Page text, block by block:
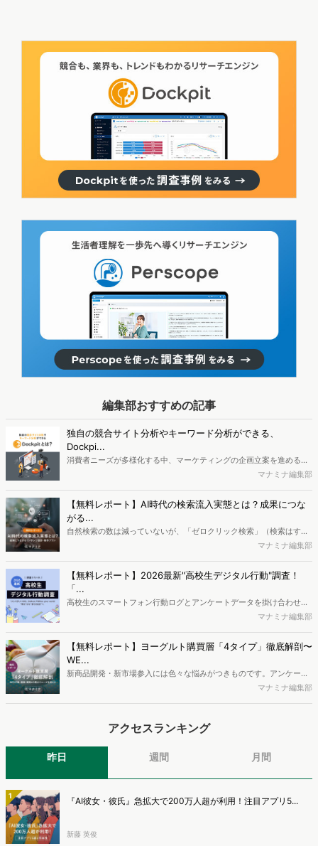
編集部おすすめの記事
独自の競合サイト分析やキーワード分析ができる、
Dockpi...
消費者ニーズが多様化する中、マーケティングの企画立案を進める上
で、競合分析や消費者分析の重要性がより高まっています。Web行動
データを活用し、Web上の消費者行動を起点とした競合サイト分析や
消費者分析が可能です。今回はDockpitならではの利便性の高い機能
や活用方法を解説します。
マナミナ編集部
【無料レポート】AI時代の検索流入実態とは？成果につな
がる...
自然検索の数は減っていないが、「ゼロクリック検索」（検索はする
がページには流入しない）の割合が増加しているのが、AI時代の検索
か、また、要因を理解した上で、成果に確実につながるコンテンツを
制作するにはどうするべきなのでしょうか。本レポートはこのような
疑問をお抱えのSEO・Webマーケティングご担当者様におすすめの内
容となっています。※本レポートは記事のフォームから無料でダウン
マナミナ編集部
【無料レポート】2026最新"高校生デジタル行動"調査！
「...
高校生のスマートフォン行動ログとアンケートデータを掛け合わせ、
最新の若年層（高校生）におけるデジタル行動実態やSNSの利用傾向
ち、スマートフォンを取り巻く環境が成熟するなか、新興SNSの台頭
により高校生のデジタルライフスタイルは新たな変化を見せていま
す。※資料は記事内の入力フォームより、ダウンロードいただけま
マナミナ編集部
【無料レポート】ヨーグルト購買層「4タイプ」徹底解剖〜
WE...
新商品開発・新市場参入には色々な悩みがつきものです。アンケート
調査を実施しても、購買実態が不透明、新商品の受容性も判断しきれ
ようにして市場理解をしていけるのか、現状の既発商品のセグメント
す。新商品開発関連担当者様・マーケティング担当者様向け必見のレ
ウンロードできます。
マナミナ編集部
アクセスランキング
昨日 週間 月間
1 『AI彼女・彼氏』急拡大で200万人超が利用！注目アプリ5...
新藤 英俊